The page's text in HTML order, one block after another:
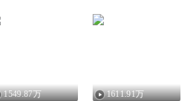
1549.87万 1611.91万